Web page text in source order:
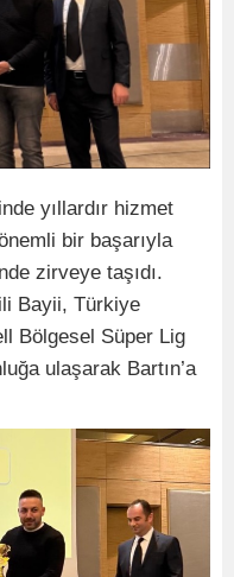
yıllardır hizmet
bir başarıyla
zirveye taşıdı.
Bayii, Türkiye
Bölgesel Süper Lig
ulaşarak Bartın’a